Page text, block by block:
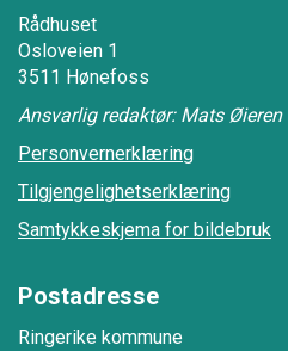
Rådhuset
Osloveien 1
3511 Hønefoss
Ansvarlig redaktør: Mats Øieren
Personvernerklæring
Tilgjengelighetserklæring
Samtykkeskjema for bildebruk
Postadresse
Ringerike kommune